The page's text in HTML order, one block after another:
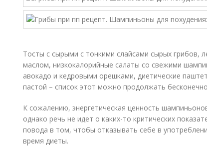
Тосты с сырыми с тонкими слайсами сырых грибов,
маслом, низкокалорийные салаты со свежими
авокадо и кедровыми орешками, диетические
пастой – список этот можно продолжать
К сожалению, энергетическая ценность
однако речь не идет о каких-то критических
повода в том, чтобы отказывать себе в
время диеты.